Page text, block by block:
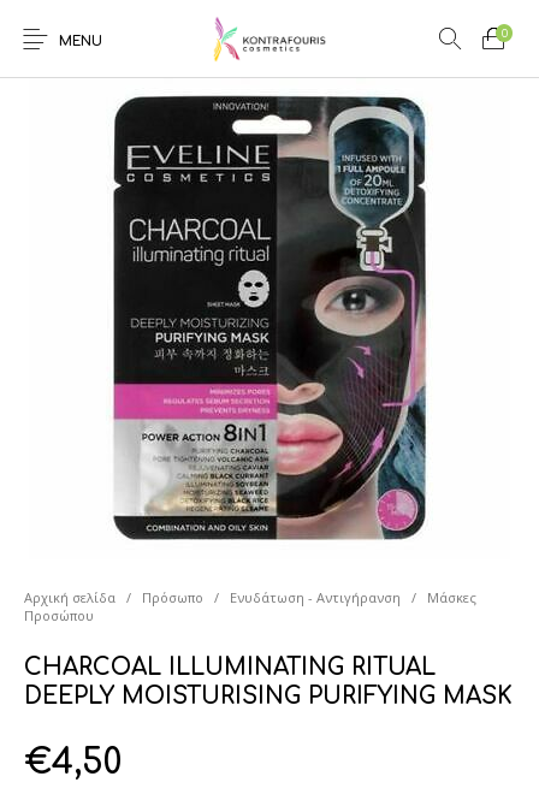
MENU
0
Αρχική σελίδα / Πρόσωπο / Ενυδάτωση - Αντιγήρανση /
Μάσκες
Προσώπου
CHARCOAL ILLUMINATING RITUAL
DEEPLY MOISTURISING PURIFYING MASK
€4,50